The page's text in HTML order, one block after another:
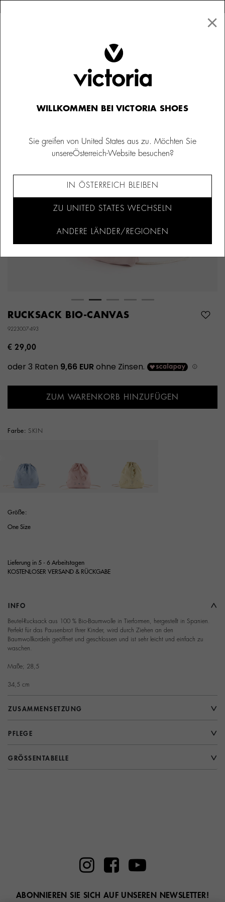
RUCKSACK BIO-CANVAS
9223007-493
€ 29,00
ZUM WARENKORB HINZUFÜGEN
Farbe: SKIN
Größe:
One Size
Lieferung in 5 - 6 Arbeitstagen
KOSTENLOSER VERSAND & RÜCKGABE
INFO
Beutel-Rucksack aus 100 % Bio-Baumwolle in Tierformen, hergestellt in Spanien.
Perfekt für das Pausenbrot Ihrer Kinder, wird durch Ziehen an den
Baumwollkordeln geöffnet und geschlossen und ist sehr leicht und einfach zu
waschen.
Maße; 28,5
34,5 cm
ZUSAMMENSETZUNG
PFLEGE
GRÖSSENTABELLE
ABONNIEREN SIE SICH AUF UNSEREN NEWSLETTER!
×
WILLKOMMEN BEI VICTORIA SHOES
Sie greifen von United States aus zu. Möchten Sie
unsereÖsterreich-Website besuchen?
IN ÖSTERREICH BLEIBEN
ZU UNITED STATES WECHSELN
ANDERE LÄNDER/REGIONEN